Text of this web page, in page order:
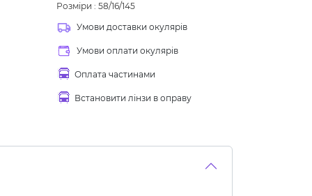
Розміри : 58/16/145
Умови доставки окулярів
Умови оплати окулярів
Оплата частинами
Встановити лінзи в оправу